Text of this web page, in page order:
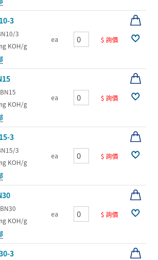
3
3
KOH/g
ea $ 詢價
KOH/g
ea $ 詢價
3
3
KOH/g
ea $ 詢價
KOH/g
ea $ 詢價
3